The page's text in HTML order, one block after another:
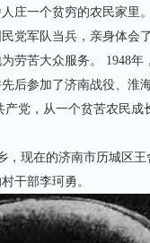
一个贫穷的农民家里
党军队当兵，亲身体会
劳苦大众服务。 1948
后参加了济南战役、淮
党，从一个贫苦农民成
现在的济南市历城区王
干部李珂勇。